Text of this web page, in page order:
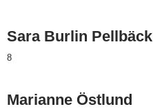
Sara Burlin Pellbäck
8
Marianne Östlund